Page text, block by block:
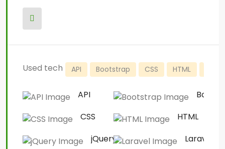
Used tech API Bootstrap CSS HTML
API
CSS
HTML
jQuery
Laravel